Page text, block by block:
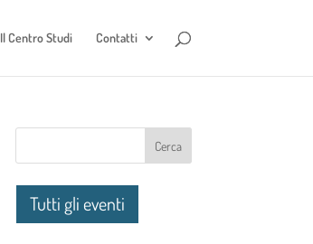
Il Centro Studi Contatti
Tutti gli eventi